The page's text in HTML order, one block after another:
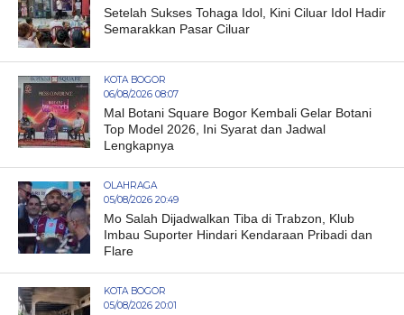
Setelah Sukses Tohaga Idol, Kini Ciluar Idol Hadir
Semarakkan Pasar Ciluar
KOTA BOGOR
06/08/2026 08:07
Mal Botani Square Bogor Kembali Gelar Botani
Top Model 2026, Ini Syarat dan Jadwal
Lengkapnya
OLAHRAGA
05/08/2026 20:49
Mo Salah Dijadwalkan Tiba di Trabzon, Klub
Imbau Suporter Hindari Kendaraan Pribadi dan
Flare
KOTA BOGOR
05/08/2026 20:01